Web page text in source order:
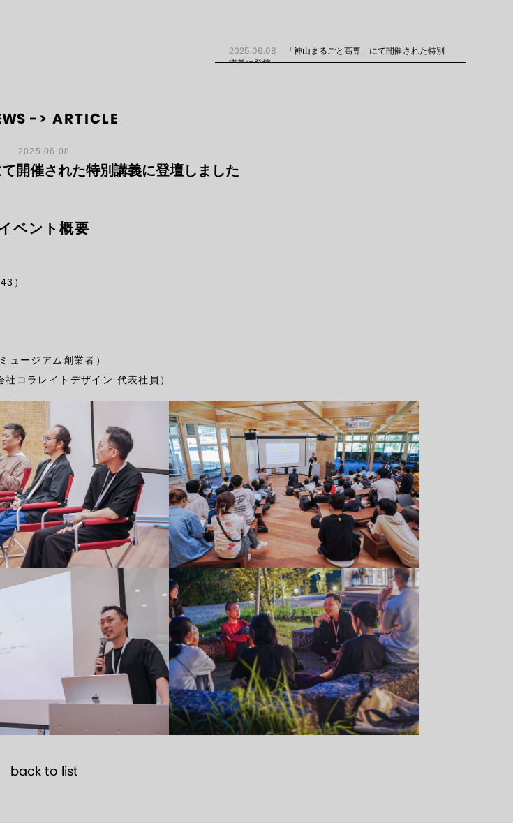
2025.06.08
「神山まるごと高専」にて開催された特別
講義に登壇...
-> ARTICLE
2025.06.08
て開催された特別講義に登壇しました
ベント概要
）
ュージアム創業者）
コラレイトデザイン 代表社員）
back to list